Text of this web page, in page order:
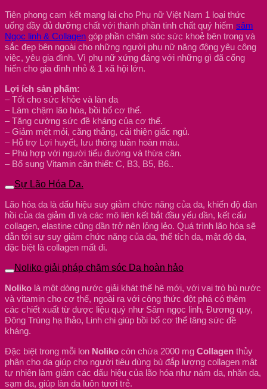
Tiên phong cam kết mang lại cho Phụ nữ Việt Nam 1 loại thức
uống đầy đủ dưỡng chất với thành phần tinh chất quý hiếm sâm
Ngọc linh & Collagen góp phần chăm sóc sức khoẻ bên trong và
sắc đẹp bên ngoài cho những người phụ nữ năng động yêu công
việc, yêu gia đình. Vì phụ nữ xứng đáng với những gì đã cống
hiến cho gia đình nhỏ & 1 xã hội lớn.
Lợi ích sản phẩm:
– Tốt cho sức khỏe và làn da
– Làm chậm lão hóa, bồi bổ cơ thể.
– Tăng cường sức đề kháng của cơ thể.
– Giảm mệt mỏi, căng thẳng, cải thiện giấc ngủ.
– Hỗ trợ Lợi huyết, lưu thông tuần hoàn máu.
– Phù hợp với người tiểu đường và thừa cân.
– Bổ sung Vitamin cần thiết: C, B3, B5, B6..
Sự Lão Hóa Da.
Lão hóa da là dấu hiệu suy giảm chức năng của da, khiến độ đàn
hồi của da giảm đi và các mô liên kết bắt đầu yếu dần, kết cấu
collagen, elastine cũng dần trở nên lỏng lẻo. Quá trình lão hóa sẽ
dẫn tới sự suy giảm chức năng của da, thể tích da, mật độ da,
đặc biệt là collagen mất đi.
Noliko giải pháp chăm sóc Da hoàn hảo
Noliko là một dòng nước giải khát thế hệ mới, với vai trò bù nước
và vitamin cho cơ thể, ngoài ra với công thức đột phá có thêm
các chiết xuất từ dược liệu quý như Sâm ngọc linh, Đương quy,
Đông Trùng hạ thảo, Linh chi giúp bồi bổ cơ thể tăng sức đề
kháng.
Đặc biệt trong mỗi lon Noliko còn chứa 2000 mg Collagen thủy
phân cho da giúp cho người tiêu dùng bù đắp lượng collagen mât
tự nhiên làm giảm các dấu hiệu của lão hóa như nám da, nhăn da,
sạm da, giúp làn da luôn tươi trẻ.